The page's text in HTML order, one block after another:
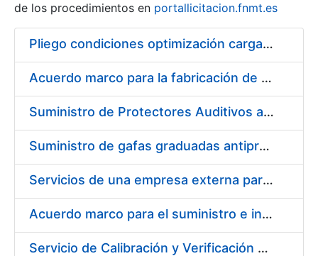
de los procedimientos en portallicitacion.fnmt.es
Pliego condiciones optimización cargas compras firmado
Acuerdo marco para la fabricación de piezas
Suministro de Protectores Auditivos a medida para las personas trabajadoras de los Centros de Trabajo de Madrid y Burgos
Suministro de gafas graduadas antiproyecciones para los trabajadores de la FNMT-RCM en los centros de trabajo de Madrid y Burgos
Servicios de una empresa externa para el asesoramiento y resolución de los recursos de alzada que se presentan relacionados con procesos de selección para la FNMT-RCM
Acuerdo marco para el suministro e instalación de persianas, estores y otros complementos
Servicio de Calibración y Verificación Externa de los Equipos de Medición del Servicio de Prevención de la FNMT-RCM